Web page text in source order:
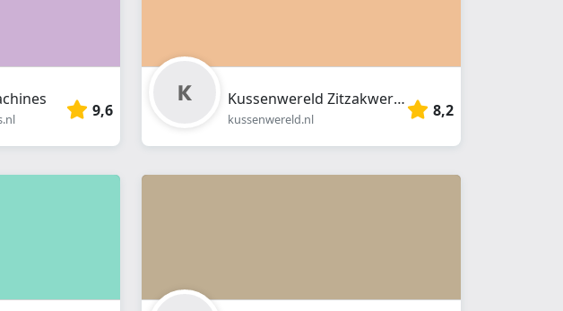
9,6
Kussenwereld Zitzakwereld
kussenwereld.nl 8,2